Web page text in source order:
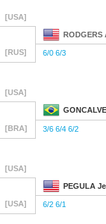
[USA]
RODGERS
[RUS] 6/0 6/3
[USA]
[BRA] 3/6 6/4 6/2
[USA]
PEGULA
[USA] 6/2 6/1